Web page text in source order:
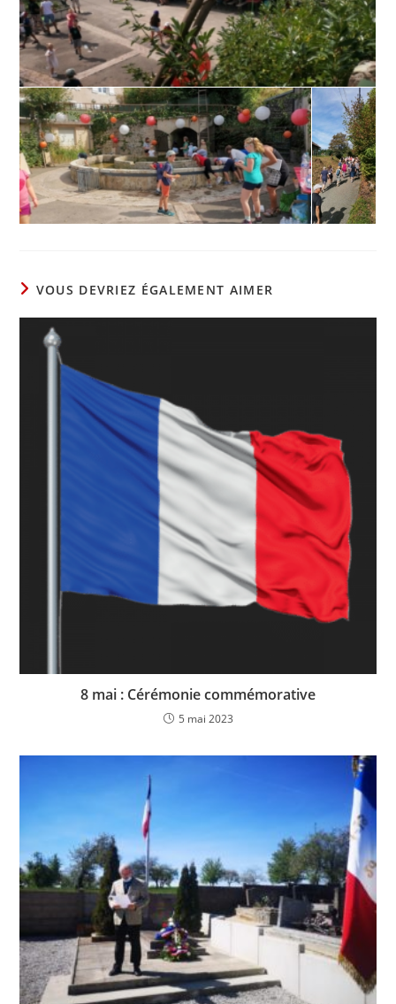
VOUS DEVRIEZ ÉGALEMENT AIMER
8 mai : Cérémonie commémorative
5 mai 2023